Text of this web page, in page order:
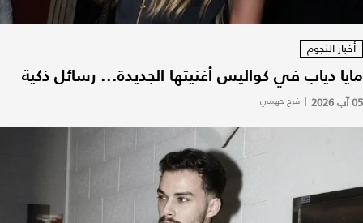
أخبار النجوم
مايا دياب في كواليس أغنيتها الجديدة... رسائل ذكية
05 آب 2026 | فرح جهمي